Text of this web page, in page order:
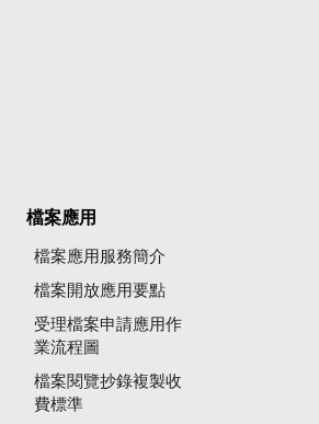
檔案應用
檔案應用服務簡介
檔案開放應用要點
受理檔案申請應用作
業流程圖
檔案閱覽抄錄複製收
費標準